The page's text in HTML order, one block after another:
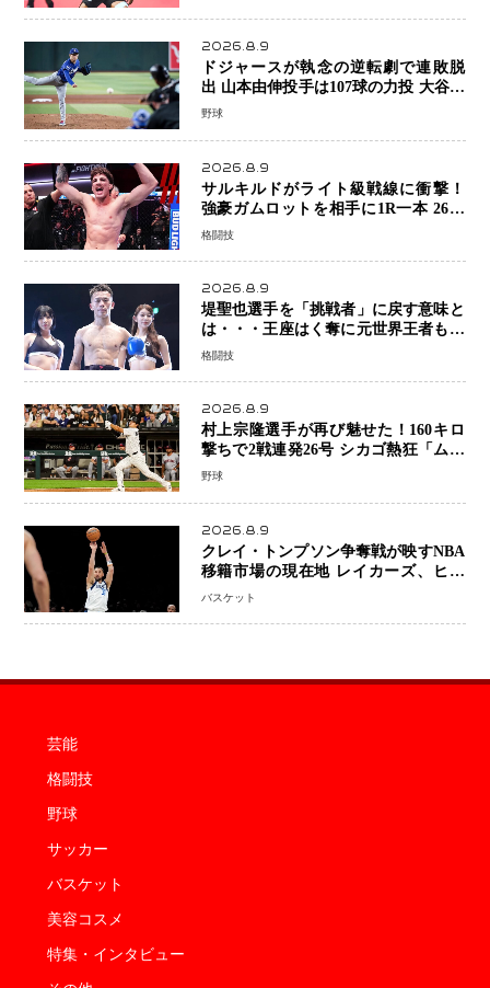
2026.8.9
ドジャースが執念の逆転劇で連敗脱
出 山本由伸投手は107球の力投 大谷翔
平選手が延長10回に勝利を呼び込む一
野球
2026.8.9
サルキルドがライト級戦線に衝撃！
強豪ガムロットを相手に1R一本 26歳
の豪州の新星が「トップ戦線」へ名乗
格闘技
2026.8.9
堤聖也選手を「挑戦者」に戻す意味と
は・・・王座はく奪に元世界王者も疑
問符 見たいのは井上拓真選手、那須
格闘技
2026.8.9
村上宗隆選手が再び魅せた！160キロ
撃ちで2戦連発26号 シカゴ熱狂「ムネ
はスターだ」米ファンの人気も急上昇
野球
2026.8.9
クレイ・トンプソン争奪戦が映すNBA
移籍市場の現在地 レイカーズ、ヒー
トが注目する36歳の名シューターをマ
バスケット
芸能
格闘技
野球
サッカー
バスケット
美容コスメ
特集・インタビュー